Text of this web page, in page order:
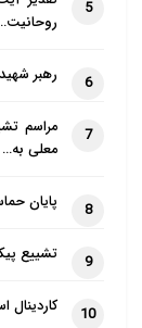
بیمارستان،
بوده است؛
ساخته‌شده
و
منطقه
5
6 رهبر
7
مراسم
معلی به…
8 پایان
9 تشییع
10 کاردینال